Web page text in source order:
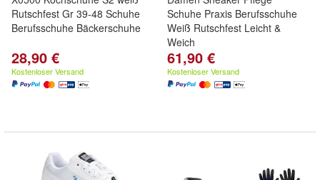
Rutschfest Gr 39-48 Schuhe
Berufsschuhe Bäckerschuhe
28,90 €
Kostenloser Versand
Schuhe Praxis Berufsschuhe
Weiß Rutschfest Leicht &
Weich
61,90 €
Kostenloser Versand